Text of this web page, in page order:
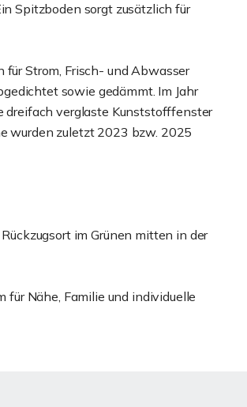
Spitzboden sorgt zusätzlich für
für Strom, Frisch- und Abwasser
sowie gedämmt. Im Jahr
dreifach verglaste Kunststofffenster
wurden zuletzt 2023 bzw. 2025
im Grünen mitten in der
Nähe, Familie und individuelle